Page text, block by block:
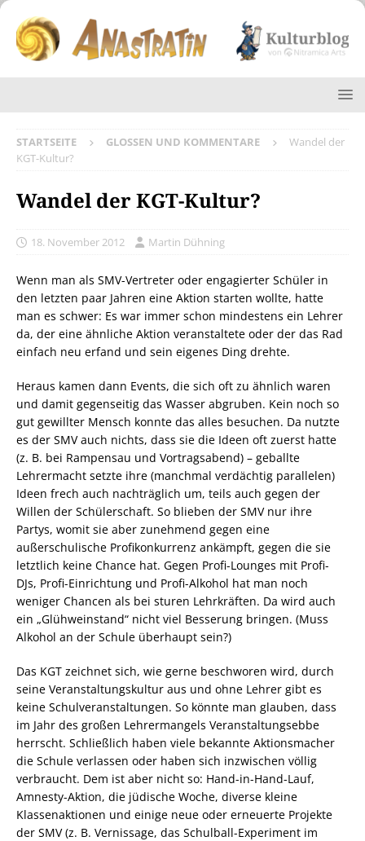
STARTSEITE GLOSSEN UND KOMMENTARE
Wandel der
KGT-Kultur?
Wandel der KGT-Kultur?
18. November 2012 Martin Dühning
Wenn man als SMV-Vertreter oder engagierter Schüler in
den letzten paar Jahren eine Aktion starten wollte, hatte
man es schwer: Es war immer schon mindestens ein Lehrer
da, der eine ähnliche Aktion veranstaltete oder der das Rad
einfach neu erfand und sein eigenes Ding drehte.
Heraus kamen dann Events, die sich oft zu ähnlich waren
und damit gegenseitig das Wasser abgruben. Kein noch so
gut gewillter Mensch konnte das alles besuchen. Da nutzte
es der SMV auch nichts, dass sie die Ideen oft zuerst hatte
(z. B. bei Rampensau und Vortragsabend) – geballte
Lehrermacht setzte ihre (manchmal verdächtig parallelen)
Ideen frech auch nachträglich um, teils auch gegen der
Willen der Schülerschaft. So blieben der SMV nur ihre
Partys, womit sie aber zunehmend gegen eine
außerschulische Profikonkurrenz ankämpft, gegen die sie
letztlich keine Chance hat. Gegen Profi-Lounges mit Profi-
DJs, Profi-Einrichtung und Profi-Alkohol hat man noch
weniger Chancen als bei sturen Lehrkräften. Da wird auch
ein „Glühweinstand“ nicht viel Besserung bringen. (Muss
Alkohol an der Schule überhaupt sein?)
Das KGT zeichnet sich, wie gerne beschworen wird, durch
seine Veranstaltungskultur aus und ohne Lehrer gibt es
keine Schulveranstaltungen. So könnte man glauben, dass
im Jahr des großen Lehrermangels Veranstaltungsebbe
herrscht. Schließlich haben viele bekannte Aktionsmacher
die Schule verlassen oder haben sich inzwischen völlig
verbraucht. Dem ist aber nicht so: Hand-in-Hand-Lauf,
Amnesty-Aktion, die jüdische Woche, diverse kleine
Klassenaktionen und einige neue oder erneuerte Projekte
der SMV (z. B. Vernissage, das Schulball-Experiment im